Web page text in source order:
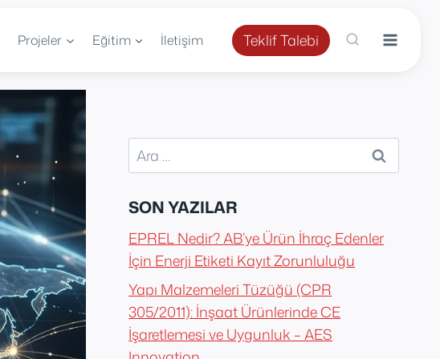
Projeler Eğitim İletişim Teklif Talebi
Arama:
SON YAZILAR
EPREL Nedir? AB’ye Ürün İhraç Edenler
İçin Enerji Etiketi Kayıt Zorunluluğu
Yapı Malzemeleri Tüzüğü (CPR
305/2011): İnşaat Ürünlerinde CE
İşaretlemesi ve Uygunluk – AES